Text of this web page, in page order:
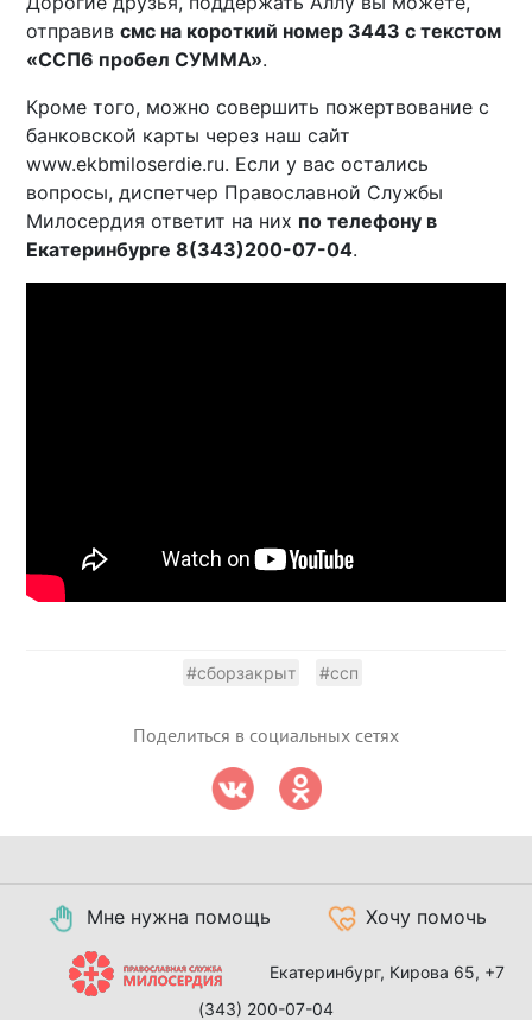
отправивсмс на короткий номер 3443 с текстом
«ССП6 пробел СУММА».
Кроме того, можно совершить пожертвование с
банковской карты через наш сайт
www.ekbmiloserdie.ru. Если у вас остались
вопросы, диспетчер Православной Службы
Милосердия ответит на них по телефону в
Екатеринбурге 8(343)200-07-04.
#сборзакрыт #ссп
Поделиться в социальных сетях
Мне нужна помощь Хочу помочь
Екатеринбург, Кирова 65, +7
(343) 200-07-04